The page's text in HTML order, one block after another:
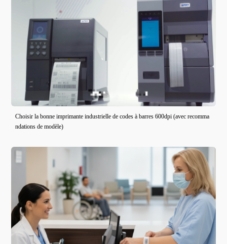
Choisir la bonne imprimante industrielle de codes à barres 600dpi (avec recomma
ndations de modèle)